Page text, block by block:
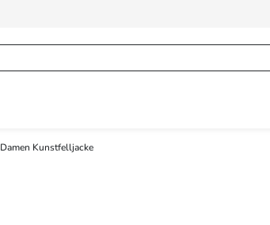
Damen Kunstfelljacke